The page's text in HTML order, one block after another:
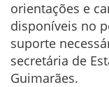
orientações e
disponíveis no
suporte
secretária de
Guimarães.